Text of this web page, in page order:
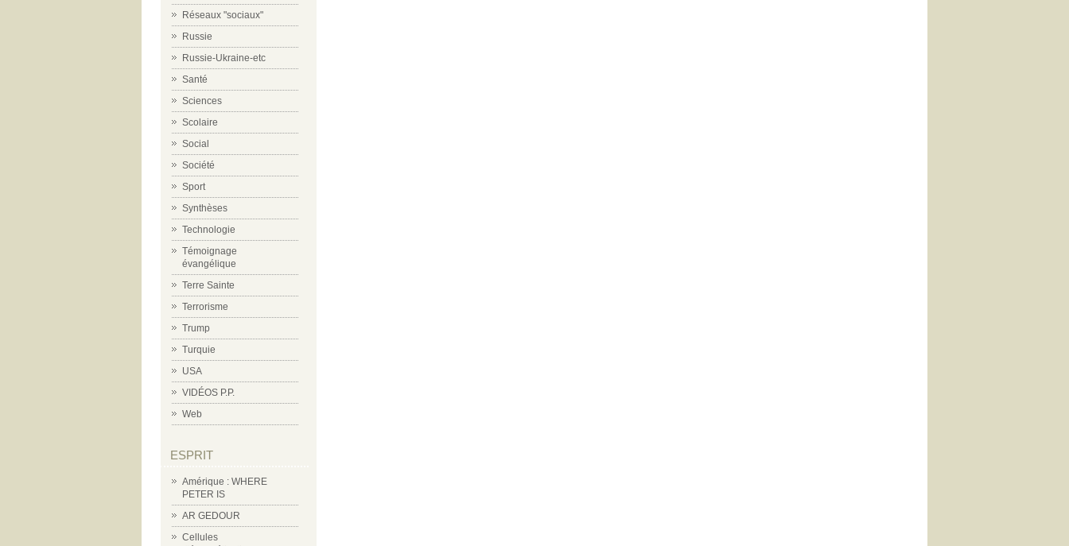
Réseaux "sociaux"
Russie
Russie-Ukraine-etc
Santé
Sciences
Scolaire
Social
Société
Sport
Synthèses
Technologie
Témoignage
évangélique
Terre Sainte
Terrorisme
Trump
Turquie
USA
VIDÉOS P.P.
Web
ESPRIT
Amérique : WHERE
PETER IS
AR GEDOUR
Cellules